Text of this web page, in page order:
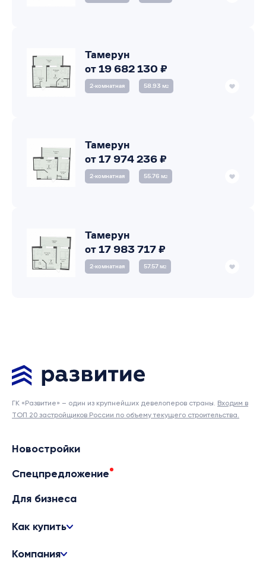
Тамерун
от 19 682 130 ₽
2‑комнатная 58.93 м2
Тамерун
от 17 974 236 ₽
2‑комнатная 55.76 м2
Тамерун
от 17 983 717 ₽
2‑комнатная 57.57 м2
ГК «Развитие» – один из крупнейших девелоперов страны. Входим в
ТОП 20 застройщиков России по объему текущего строительства.
Новостройки
Спецпредложение
Для бизнеса
Как купить
Компания